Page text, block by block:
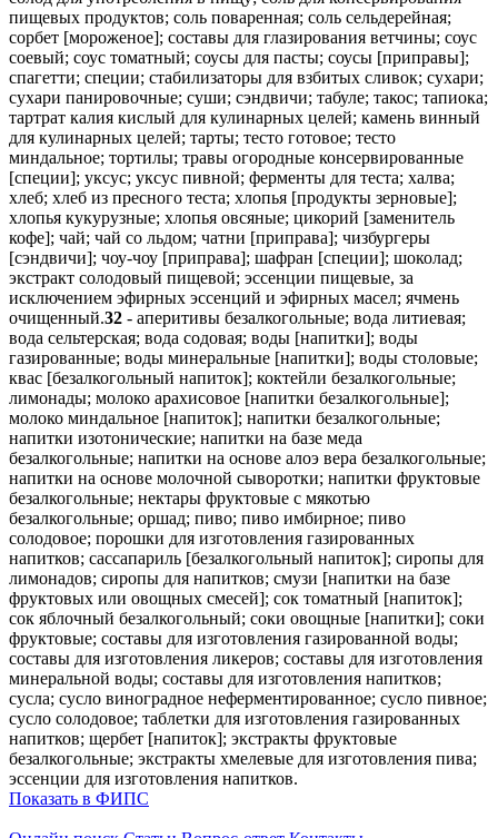
пищевых продуктов; соль поваренная; соль сельдерейная;
сорбет [мороженое]; составы для глазирования ветчины; соус
соевый; соус томатный; соусы для пасты; соусы [приправы];
спагетти; специи; стабилизаторы для взбитых сливок; сухари;
сухари панировочные; суши; сэндвичи; табуле; такос; тапиока;
тартрат калия кислый для кулинарных целей; камень винный
для кулинарных целей; тарты; тесто готовое; тесто
миндальное; тортилы; травы огородные консервированные
[специи]; уксус; уксус пивной; ферменты для теста; халва;
хлеб; хлеб из пресного теста; хлопья [продукты зерновые];
хлопья кукурузные; хлопья овсяные; цикорий [заменитель
кофе]; чай; чай со льдом; чатни [приправа]; чизбургеры
[сэндвичи]; чоу-чоу [приправа]; шафран [специи]; шоколад;
экстракт солодовый пищевой; эссенции пищевые, за
исключением эфирных эссенций и эфирных масел; ячмень
очищенный.32 - аперитивы безалкогольные; вода литиевая;
вода сельтерская; вода содовая; воды [напитки]; воды
газированные; воды минеральные [напитки]; воды столовые;
квас [безалкогольный напиток]; коктейли безалкогольные;
лимонады; молоко арахисовое [напитки безалкогольные];
молоко миндальное [напиток]; напитки безалкогольные;
напитки изотонические; напитки на базе меда
безалкогольные; напитки на основе алоэ вера безалкогольные;
напитки на основе молочной сыворотки; напитки фруктовые
безалкогольные; нектары фруктовые с мякотью
безалкогольные; оршад; пиво; пиво имбирное; пиво
солодовое; порошки для изготовления газированных
напитков; сассапариль [безалкогольный напиток]; сиропы для
лимонадов; сиропы для напитков; смузи [напитки на базе
фруктовых или овощных смесей]; сок томатный [напиток];
сок яблочный безалкогольный; соки овощные [напитки]; соки
фруктовые; составы для изготовления газированной воды;
составы для изготовления ликеров; составы для изготовления
минеральной воды; составы для изготовления напитков;
сусла; сусло виноградное неферментированное; сусло пивное;
сусло солодовое; таблетки для изготовления газированных
напитков; щербет [напиток]; экстракты фруктовые
безалкогольные; экстракты хмелевые для изготовления пива;
эссенции для изготовления напитков.
Показать в ФИПС